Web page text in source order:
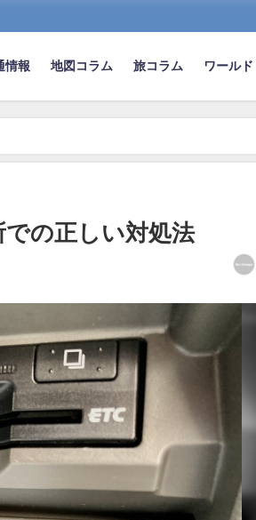
情報 地図コラム 旅コラム ワールド
の正しい対処法